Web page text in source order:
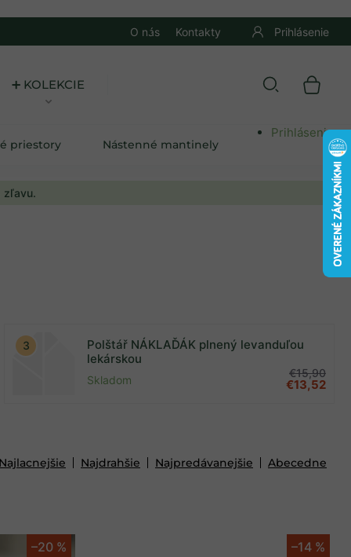
zľavu.
O nás Kontakty Prihlásenie
➕ KOLEKCIE
priestory Nástenné mantinely
Prihlásenie
Polštář NÁKLAĎÁK plnený levanduľou
lekárskou
Skladom
€15,90
€13,52
Najlacnejšie Najdrahšie Najpredávanejšie Abecedne
–20 % –14 %